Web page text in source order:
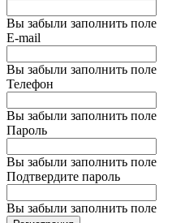
Вы забыли заполнить поле
E-mail
Вы забыли заполнить поле
Телефон
Вы забыли заполнить поле
Пароль
Вы забыли заполнить поле
Подтвердите пароль
Вы забыли заполнить поле